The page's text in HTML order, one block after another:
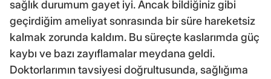
sağlık durumum gayet iyi. Ancak bildiğiniz gibi
geçirdiğim ameliyat sonrasında bir süre hareketsiz
kalmak zorunda kaldım. Bu süreçte kaslarımda güç
kaybı ve bazı zayıflamalar meydana geldi.
Doktorlarımın tavsiyesi doğrultusunda, sağlığıma